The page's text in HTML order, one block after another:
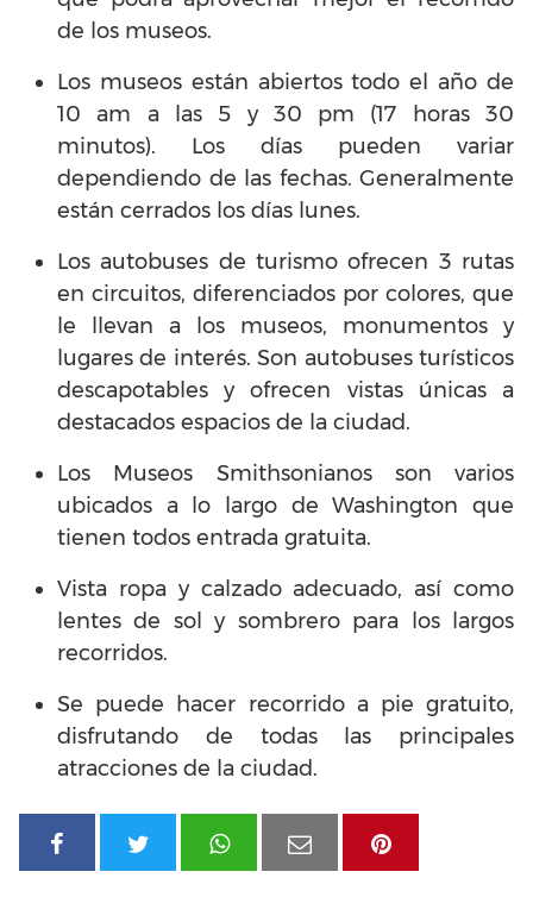
de los museos.
Los museos están abiertos todo el año de
10 am a las 5 y 30 pm (17 horas 30
minutos). Los días pueden variar
dependiendo de las fechas. Generalmente
están cerrados los días lunes.
Los autobuses de turismo ofrecen 3 rutas
en circuitos, diferenciados por colores, que
le llevan a los museos, monumentos y
lugares de interés. Son autobuses turísticos
descapotables y ofrecen vistas únicas a
destacados espacios de la ciudad.
Los Museos Smithsonianos son varios
ubicados a lo largo de Washington que
tienen todos entrada gratuita.
Vista ropa y calzado adecuado, así como
lentes de sol y sombrero para los largos
recorridos.
Se puede hacer recorrido a pie gratuito,
disfrutando de todas las principales
atracciones de la ciudad.